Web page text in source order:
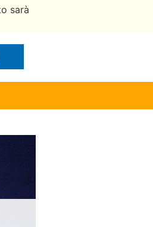
sarà